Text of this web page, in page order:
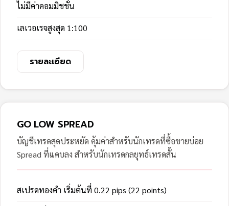
ไม่มีค่าคอมมิชชั่น
เลเวอเรจสูงสุด 1:100
รายละเอียด
GO LOW SPREAD
บัญชีเทรดสุดประหยัด คุ้มค่าสำหรับนักเทรดที่ซื้อขายบ่อย
Spread ที่แคบลง สำหรับนักเทรดกลยุทธ์เทรดสั้น
สเปรดทองคำ เริ่มต้นที่ 0.22 pips (22 points)